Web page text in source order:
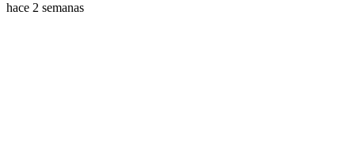
hace 2 semanas